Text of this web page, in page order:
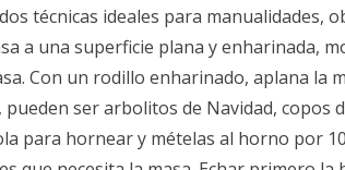
técnicas ideales para manualidades,
a una superficie plana y enharinada,
Con un rodillo enharinado, aplana la
pueden ser arbolitos de Navidad, copos
para hornear y mételas al horno por